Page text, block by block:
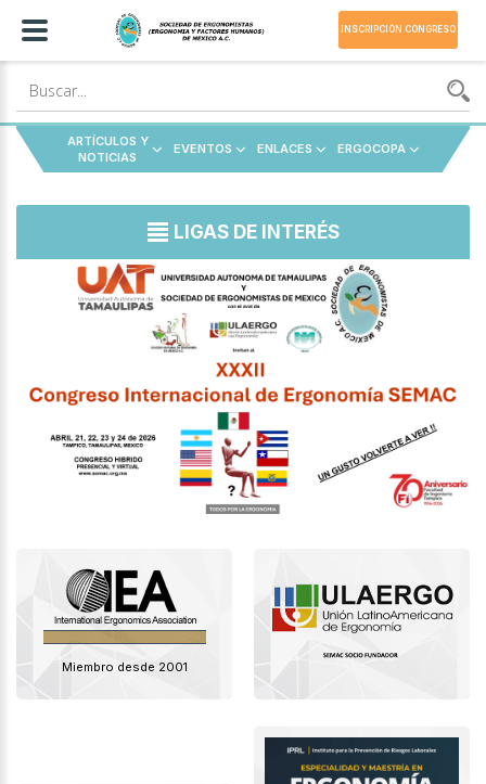
ARTÍCULOS Y
NOTICIAS
EVENTOS ENLACES ERGOCOPA
LIGAS DE INTERÉS
Miembro desde 2001
INSCRIPCIÓN CONGRESO